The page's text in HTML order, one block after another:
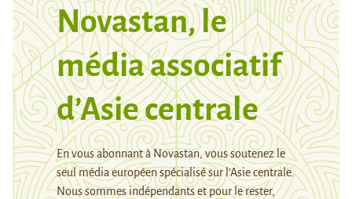
Novastan, le
média associatif
d’Asie centrale
En vous abonnant à Novastan, vous soutenez le
seul média européen spécialisé sur l’Asie centrale.
Nous sommes indépendants et pour le rester,